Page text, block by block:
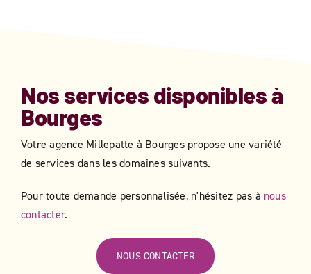
Nos services disponibles à
Bourges
Votre agence Millepatte à Bourges​​ propose une variété
de services dans les domaines suivants.
Pour toute demande personnalisée, n'hésitez pas à nous
contacter.
NOUS CONTACTER